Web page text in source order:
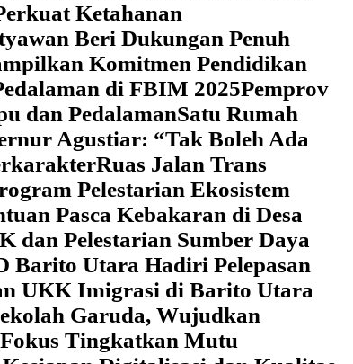
Ketahanan
Beri Dukungan Penuh
Komitmen Pendidikan
di FBIM 2025‎Pemprov
dan Pedalaman‎Satu Rumah
Agustiar: “Tak Boleh Ada
Ruas Jalan Trans
Pelestarian Ekosistem
Pasca Kebakaran di Desa
dan Pelestarian Sumber Daya
Barito Utara Hadiri Pelepasan
UKK Imigrasi di Barito Utara
Garuda, Wujudkan
Tingkatkan Mutu